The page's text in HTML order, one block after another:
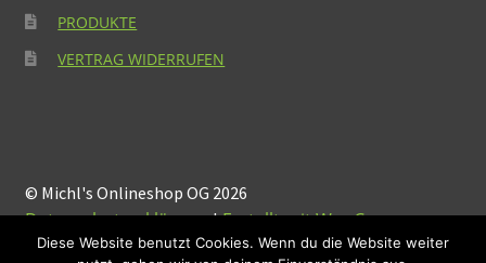
PRODUKTE
VERTRAG WIDERRUFEN
© Michl's Onlineshop OG 2026
Datenschutzerklärung Erstellt mit WooCommerce.
Diese Website benutzt Cookies. Wenn du die Website weiter